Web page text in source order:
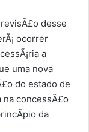
desse
ocorrer
a
uma nova
do estado de
na concessÃ£o
da